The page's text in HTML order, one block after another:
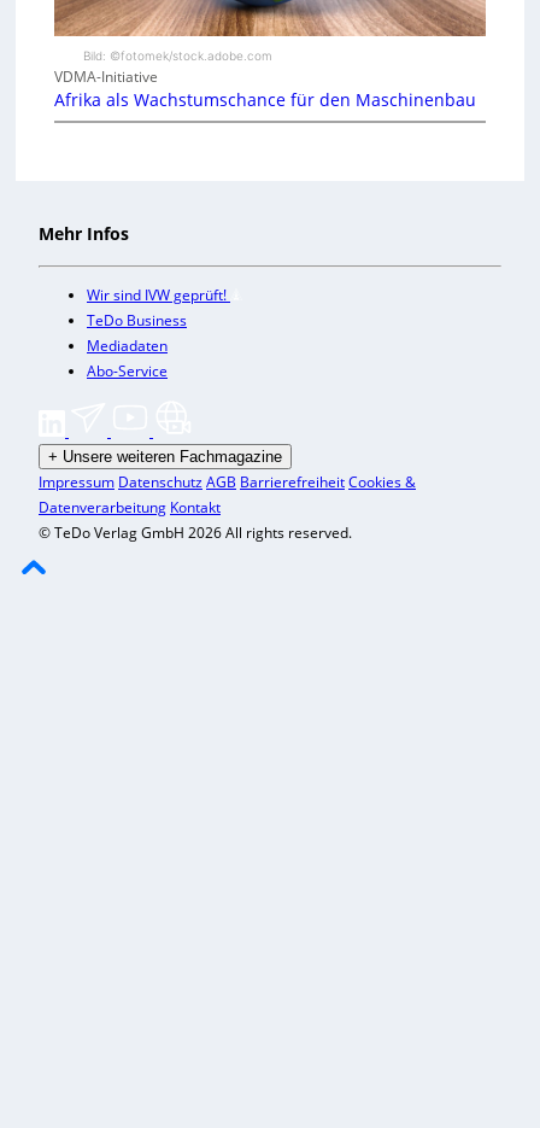
Bild: ©fotomek/stock.adobe.com
VDMA-Initiative
Afrika als Wachstumschance für den Maschinenbau
Mehr Infos
Wir sind IVW geprüft!
TeDo Business
Mediadaten
Abo-Service
+ Unsere weiteren Fachmagazine
Impressum DatenschutzAGB BarrierefreiheitCookies &
Datenverarbeitung Kontakt
© TeDo Verlag GmbH 2026 All rights reserved.